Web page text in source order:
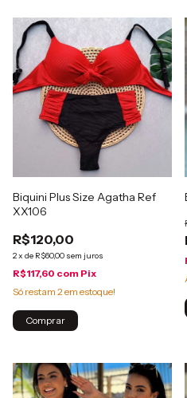
Biquini Plus Size Agatha Ref
XX106
R$120,00
2x de R$60,00 sem juros
R$117,60 com Pix
Só restam 2em estoque!
Comprar